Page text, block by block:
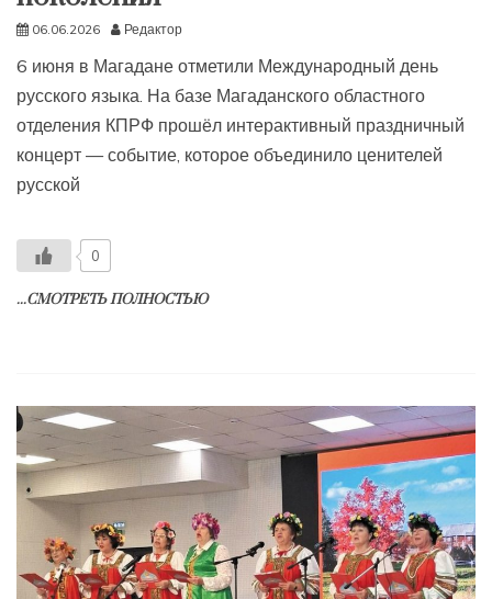
06.06.2026 Редактор
6 июня в Магадане отметили Международный день
русского языка. На базе Магаданского областного
отделения КПРФ прошёл интерактивный праздничный
концерт — событие, которое объединило ценителей
русской
0
...СМОТРЕТЬ ПОЛНОСТЬЮ